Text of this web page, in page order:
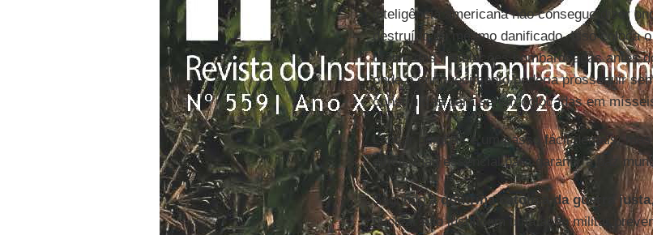
inteligência americana não consegue dizer
destruído ou mesmo danificado. Isso coloca
urânio das instalações bombardeadas antes
onde o enriquecimento poderia prosseguir
construídas para serem colocadas em
Lançar bombas é um passo fácil demais,
difícil, mas essencial para garantir a paz
Segundo adoutrina católica da guerra justa
nuclear não justificam uma ação militar